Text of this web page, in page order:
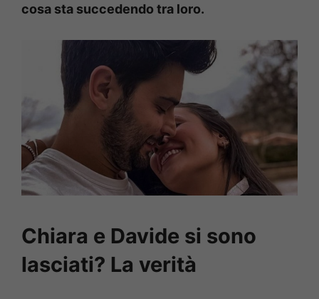
cosa sta succedendo tra loro.
Chiara e Davide si sono
lasciati? La verità